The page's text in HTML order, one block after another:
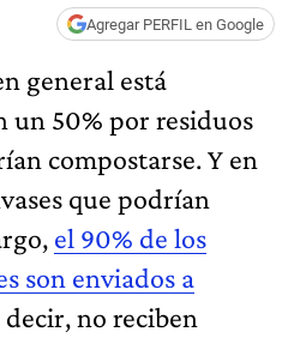
Agregar PERFIL en Google
general está
un 50% por residuos
compostarse. Y en
que podrían
el 90% de los
son enviados a
decir, no reciben